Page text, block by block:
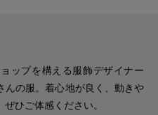
ップを構える服飾デザイナー
んの服。着心地が良く、動きや
ひご体感ください。